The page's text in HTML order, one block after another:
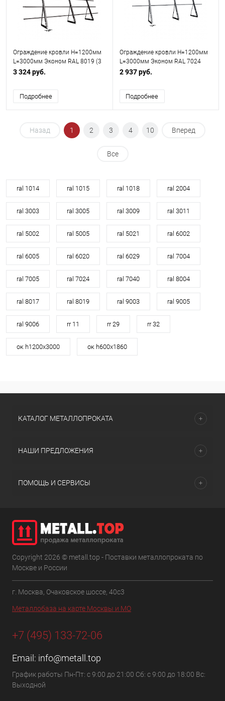
Ограждение кровли H=1200мм
L=3000мм Эконом RAL 8019 (3
Трубы)
3 324 руб.
Подробнее
Ограждение кровли H=1200мм
L=3000мм Эконом RAL 7024
2 937 руб.
Подробнее
Назад 1 2 3 4 10 Вперед
Все
ral 1014 ral 1015 ral 1018 ral 2004
ral 3003 ral 3005 ral 3009 ral 3011
ral 5002 ral 5005 ral 5021 ral 6002
ral 6005 ral 6020 ral 6029 ral 7004
ral 7005 ral 7024 ral 7040 ral 8004
ral 8017 ral 8019 ral 9003 ral 9005
ral 9006 rr 11 rr 29 rr 32
ок h1200х3000 ок h600х1860
КАТАЛОГ МЕТАЛЛОПРОКАТА
НАШИ ПРЕДЛОЖЕНИЯ
ПОМОЩЬ И СЕРВИСЫ
Copyright 2026 © metall.top - Поставки металлопроката по
Москве и России
г. Москва, Очаковское шоссе, 40с3
Металлобаза на карте Москвы и МО
+7 (495) 133-72-06
Email: info@metall.top
График работы Пн-Пт: с 9:00 до 21:00 Сб: с 9:00 до 18:00 Вс:
Выходной